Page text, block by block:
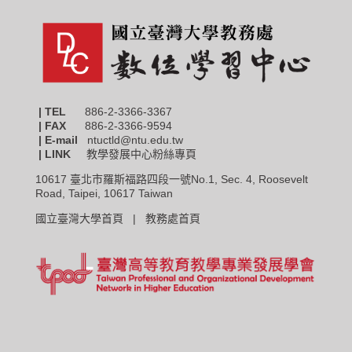
| TEL 886-2-3366-3367
| FAX
886-2-3366-9594
| E-mail ntuctld@ntu.edu.tw
| LINK 教學發展中心粉絲專頁
10617 臺北市羅斯福路四段一號No.1, Sec. 4, Roosevelt
Road, Taipei, 10617 Taiwan
國立臺灣大學首頁 | 教務處首頁